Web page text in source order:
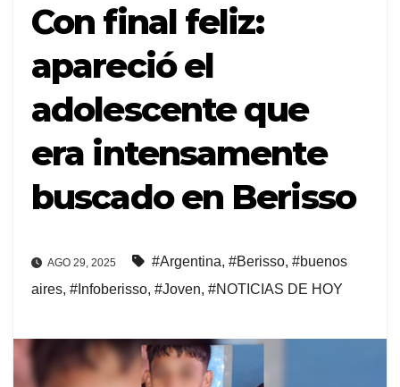
Con final feliz:
apareció el
adolescente que
era intensamente
buscado en Berisso
AGO 29, 2025 #Argentina, #Berisso, #buenos
aires, #Infoberisso, #Joven, #NOTICIAS DE HOY